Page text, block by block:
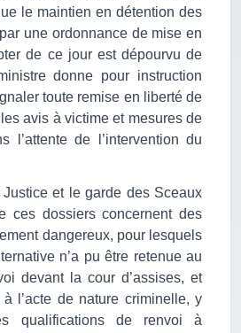
le maintien en détention des
une ordonnance de mise en
de ce jour est dépourvu de
donne pour instruction
toute remise en liberté de
avis à victime et mesures de
l’attente de l’intervention du
et le garde des Sceaux
ces dossiers concernent des
dangereux, pour lesquels
n’a pu être retenue au
devant la cour d’assises, et
l’acte de nature criminelle, y
qualifications de renvoi à